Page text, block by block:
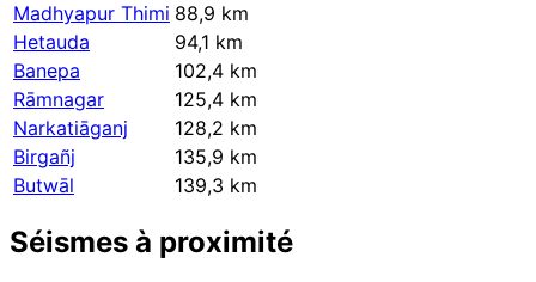
Madhyapur Thimi 88,9 km
Hetauda
94,1 km
Banepa
102,4 km
Rāmnagar
125,4 km
Narkatiāganj
128,2 km
Birgañj
135,9 km
Butwāl
139,3 km
Séismes à proximité